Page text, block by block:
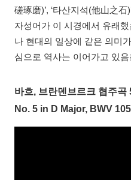
磋琢磨)’, ‘타산지석(他山之石
자성어가 이 시경에서 유래
나 현대의 일상에 같은 의미
심으로 역사는 이어가고 있
바흐, 브란덴브르크 협주
No. 5 in D Major, BWV